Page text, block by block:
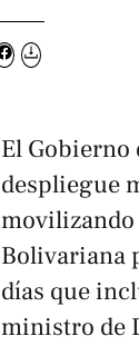
El Gobierno
despliegue
movilizando
Bolivariana
días que
ministro de